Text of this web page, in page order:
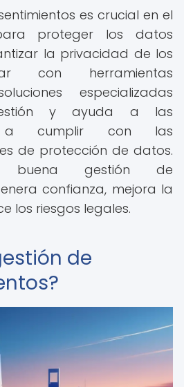
es crucial en el
proteger los datos
la privacidad de los
con herramientas
especializadas
y ayuda a las
a cumplir con las
de protección de datos.
buena gestión de
confianza, mejora la
los riesgos legales.
de